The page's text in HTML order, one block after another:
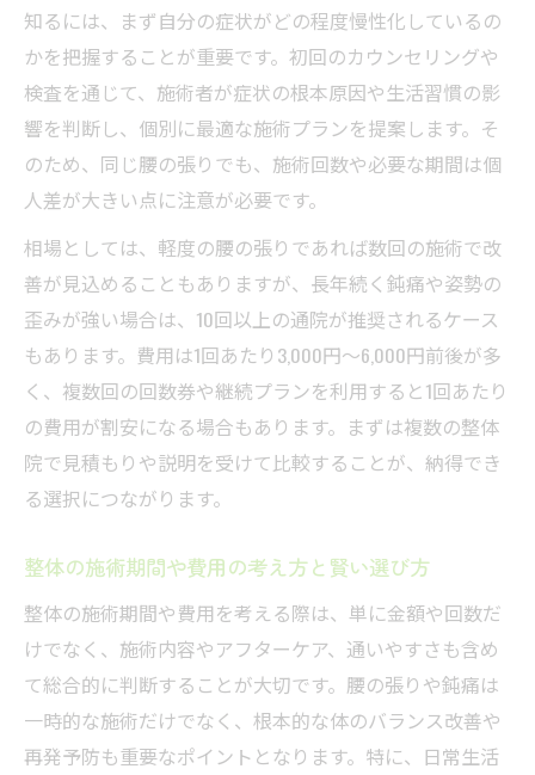
知るには、まず自分の症状がどの程度慢性化しているの
かを把握することが重要です。初回のカウンセリングや
検査を通じて、施術者が症状の根本原因や生活習慣の影
響を判断し、個別に最適な施術プランを提案します。そ
のため、同じ腰の張りでも、施術回数や必要な期間は個
人差が大きい点に注意が必要です。
相場としては、軽度の腰の張りであれば数回の施術で改
善が見込めることもありますが、長年続く鈍痛や姿勢の
歪みが強い場合は、10回以上の通院が推奨されるケース
もあります。費用は1回あたり3,000円～6,000円前後が多
く、複数回の回数券や継続プランを利用すると1回あたり
の費用が割安になる場合もあります。まずは複数の整体
院で見積もりや説明を受けて比較することが、納得でき
る選択につながります。
整体の施術期間や費用の考え方と賢い選び方
整体の施術期間や費用を考える際は、単に金額や回数だ
けでなく、施術内容やアフターケア、通いやすさも含め
て総合的に判断することが大切です。腰の張りや鈍痛は
一時的な施術だけでなく、根本的な体のバランス改善や
再発予防も重要なポイントとなります。特に、日常生活